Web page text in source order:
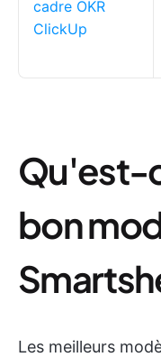
cadre OKR
ClickUp
Qu'est-
bon
Les meilleurs